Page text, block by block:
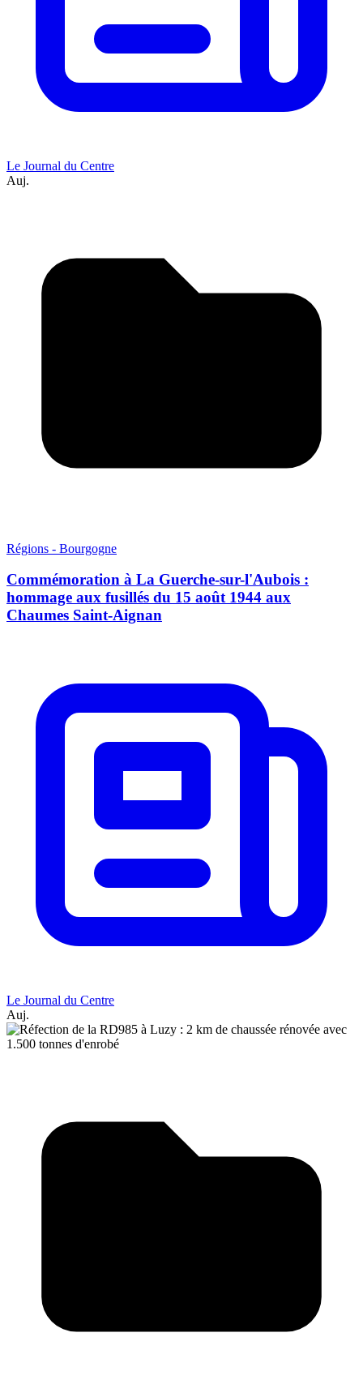
Le Journal du Centre
Auj.
Régions - Bourgogne
Commémoration à La Guerche-sur-l'Aubois :
hommage aux fusillés du 15 août 1944 aux
Chaumes Saint-Aignan
Le Journal du Centre
Auj.